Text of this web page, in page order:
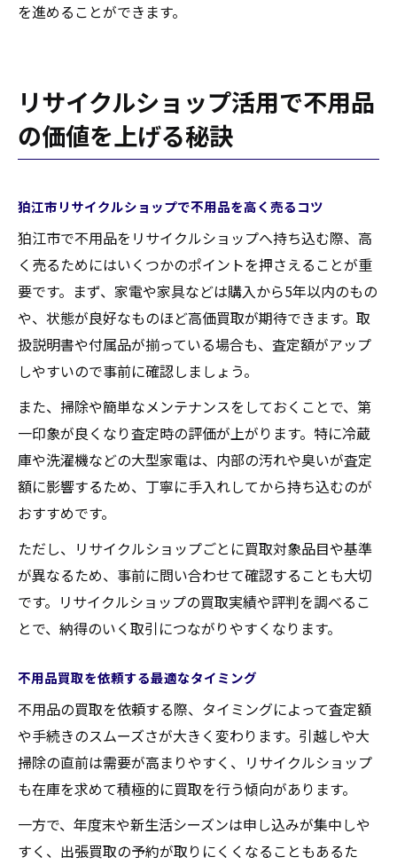
を進めることができます。
リサイクルショップ活用で不用品
の価値を上げる秘訣
狛江市リサイクルショップで不用品を高く売るコツ
狛江市で不用品をリサイクルショップへ持ち込む際、高
く売るためにはいくつかのポイントを押さえることが重
要です。まず、家電や家具などは購入から5年以内のもの
や、状態が良好なものほど高価買取が期待できます。取
扱説明書や付属品が揃っている場合も、査定額がアップ
しやすいので事前に確認しましょう。
また、掃除や簡単なメンテナンスをしておくことで、第
一印象が良くなり査定時の評価が上がります。特に冷蔵
庫や洗濯機などの大型家電は、内部の汚れや臭いが査定
額に影響するため、丁寧に手入れしてから持ち込むのが
おすすめです。
ただし、リサイクルショップごとに買取対象品目や基準
が異なるため、事前に問い合わせて確認することも大切
です。リサイクルショップの買取実績や評判を調べるこ
とで、納得のいく取引につながりやすくなります。
不用品買取を依頼する最適なタイミング
不用品の買取を依頼する際、タイミングによって査定額
や手続きのスムーズさが大きく変わります。引越しや大
掃除の直前は需要が高まりやすく、リサイクルショップ
も在庫を求めて積極的に買取を行う傾向があります。
一方で、年度末や新生活シーズンは申し込みが集中しや
すく、出張買取の予約が取りにくくなることもあるた